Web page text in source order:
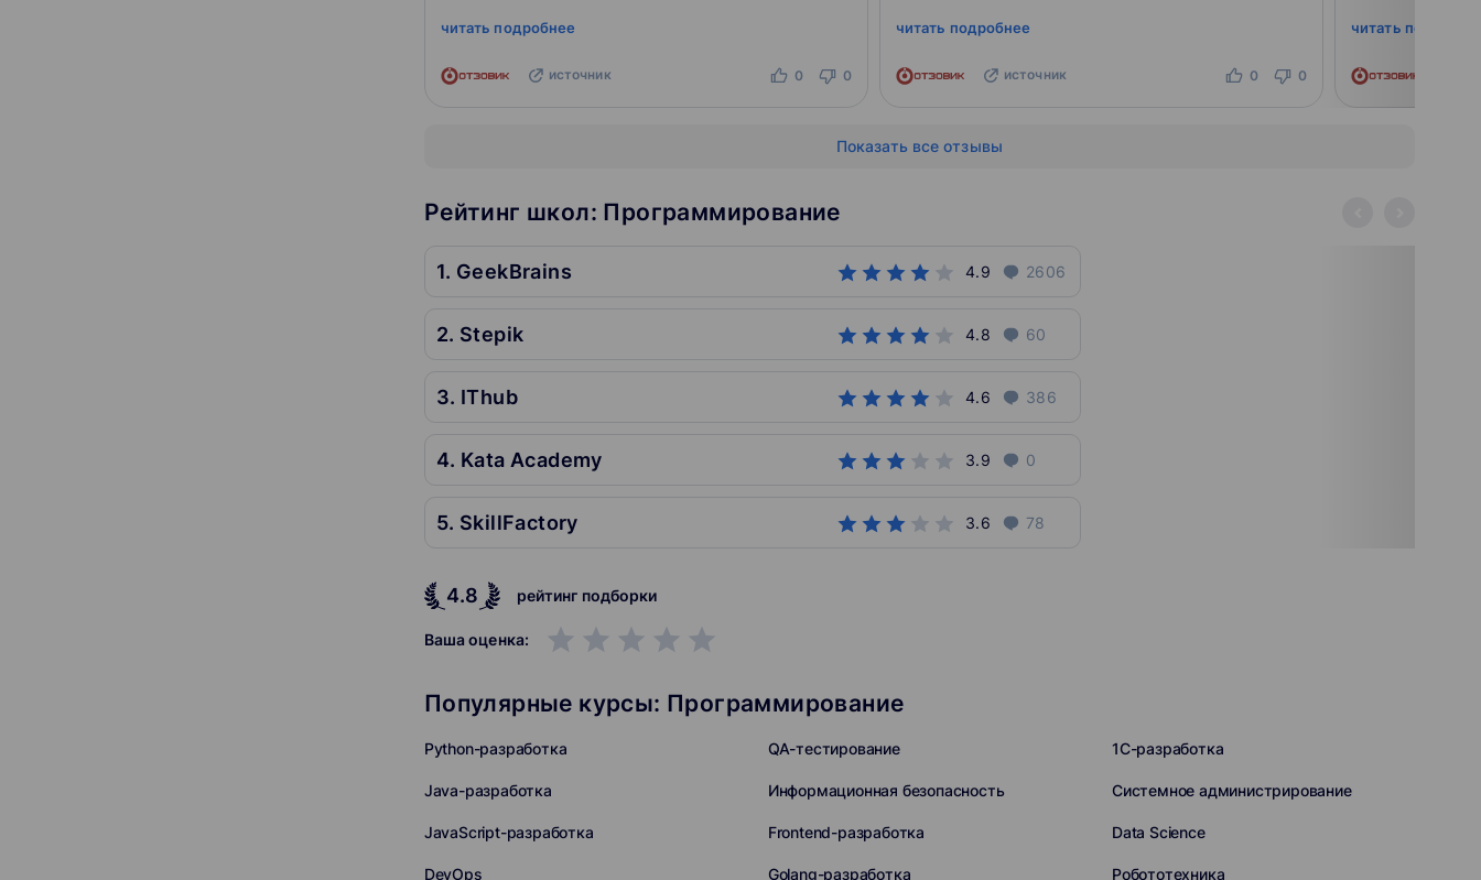
читать подробнее
источник 0 0
читать подробнее
источник 0 0
легко.
читать
Показать все отзывы
Рейтинг школ: Программирование
1. GeekBrains 4.9 2606
2. Stepik 4.8 60
3. IThub 4.6 386
4. Kata Academy 3.9 0
5. SkillFactory 3.6 78
4.8 рейтинг подборки
Ваша оценка: grade grade grade grade grade
Популярные курсы: Программирование
Python-разработка QA-тестирование 1C-разработка
Java-разработка Информационная безопасность Системное администрирование
JavaScript-разработка Frontend-разработка Data Science
DevOps Golang-разработка Робототехника